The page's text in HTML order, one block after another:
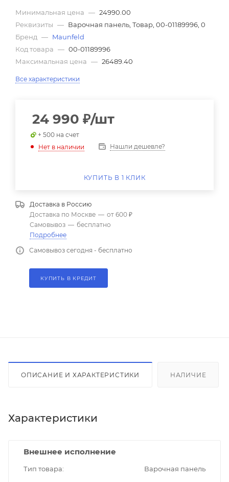
Минимальная цена — 24990.00
Реквизиты — Варочная панель, Товар, 00-01189996, 0
Бренд — Maunfeld
Код товара — 00-01189996
Максимальная цена — 26489.40
Все характеристики
24 990 ₽/шт
+ 500 на счет
Нет в наличии
Нашли дешевле?
КУПИТЬ В 1 КЛИК
Доставка в Россию
Доставка по Москве — от 600 ₽
Самовывоз — бесплатно
Подробнее
Самовывоз сегодня - бесплатно
КУПИТЬ В КРЕДИТ
ОПИСАНИЕ И ХАРАКТЕРИСТИКИ НАЛИЧИЕ
Характеристики
Внешнее исполнение
Тип товара
Варочная панель